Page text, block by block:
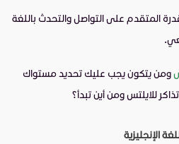
المتقدم على التواصل والتحدث باللغة
ومن يتكون يجب عليك تحديد مستواك
للايلتس ومن أين تبدأ؟
الإنجليزية